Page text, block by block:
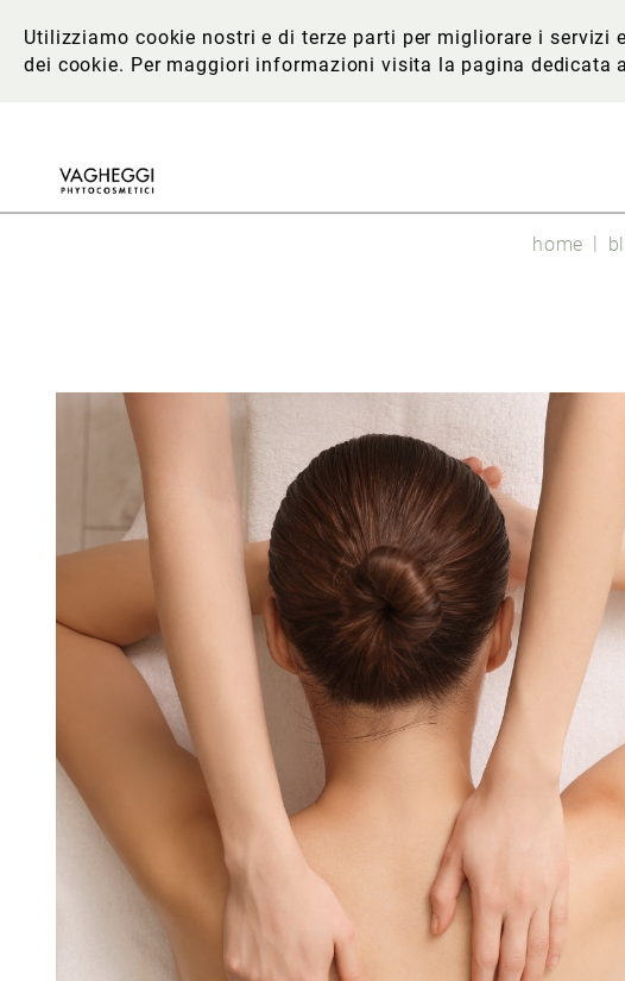
Utilizziamo cookie nostri e di terze parti per migliorare i
dei cookie. Per maggiori informazionivisita la pagina dedicata
home